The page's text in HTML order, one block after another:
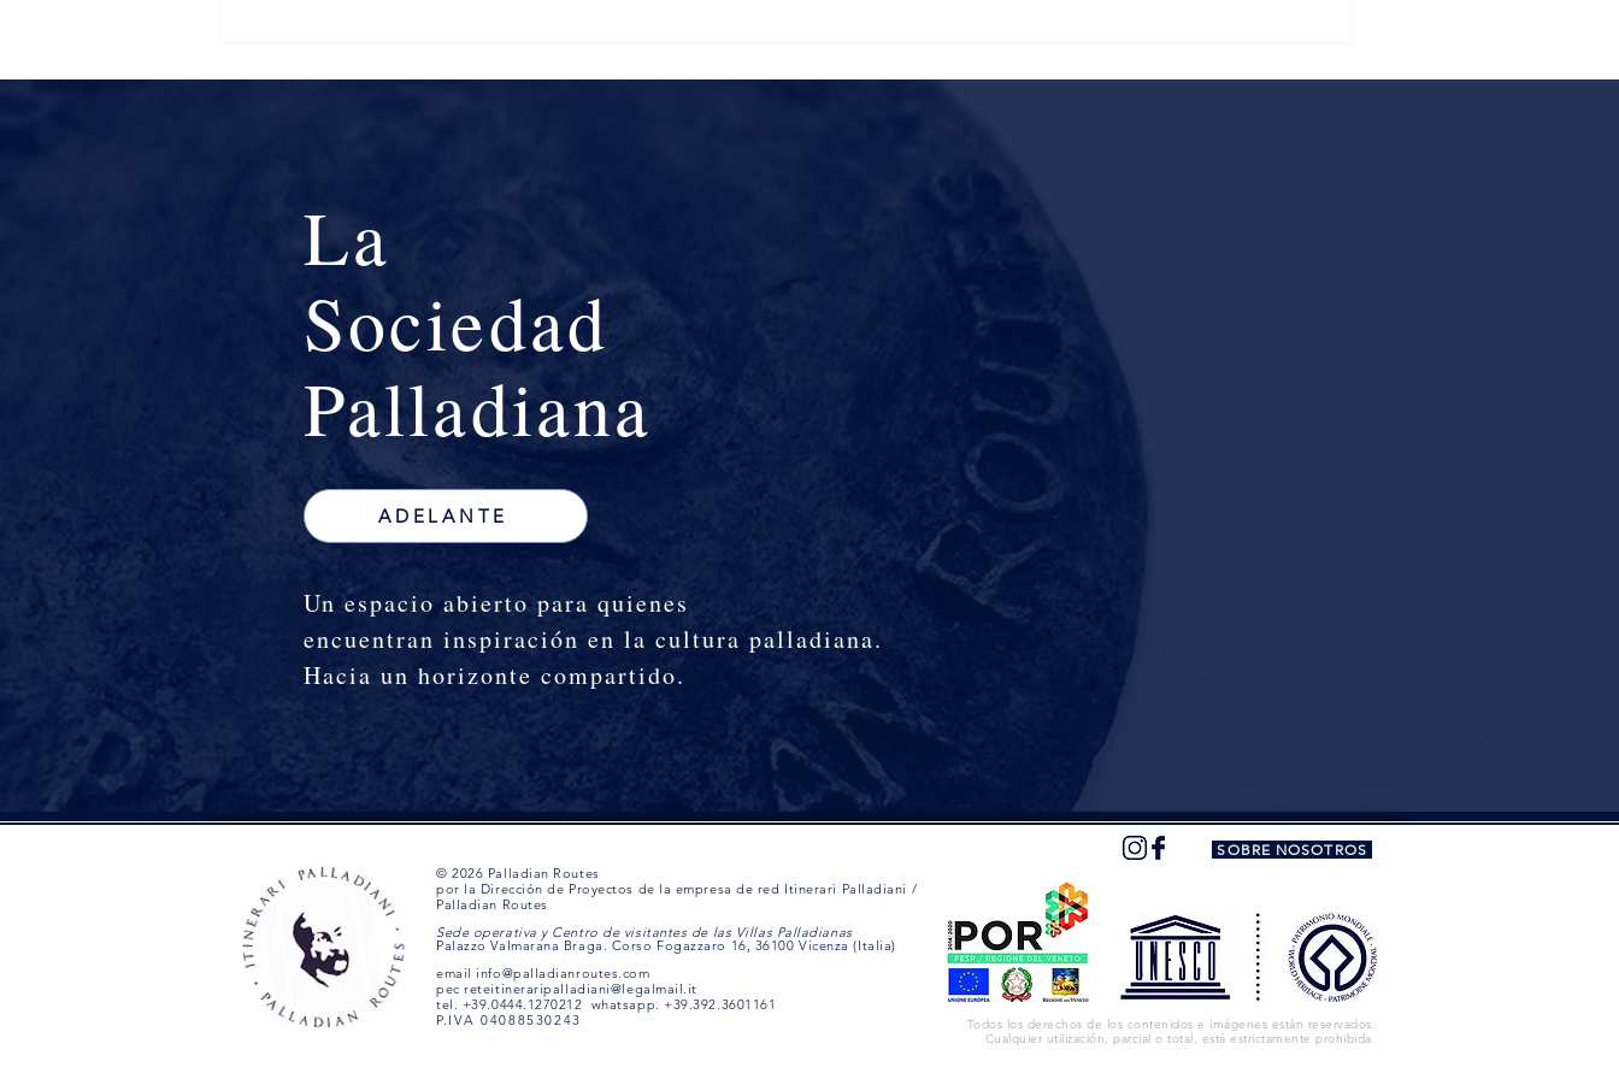
La
Sociedad
Palladiana
ADELANTE
Un espacio abierto para quienes
encuentran inspiración en la cultura palladiana.
Hacia un horizonte compartido.
© 2026 Palladian Routes
por la Dirección de Proyectos de la empresa de red Itinerari Palladiani /
Palladian Routes
Sede operativa y Centro de visitantes de las Villas Palladianas
Palazzo Valmarana Braga. Corso Fogazzaro 16, 36100 Vicenza (Italia)
email info@palladianroutes.com
pecreteitineraripalladiani@legalmail.it
tel. +39.0444.1270212 whatsapp. +39.392.3601161
P.IVA 04088530243
SOBRE NOSOTROS
Todos los derechos de los contenidos e imágenes están reservados.
Cualquier utilización, parcial o total, está estrictamente prohibida.